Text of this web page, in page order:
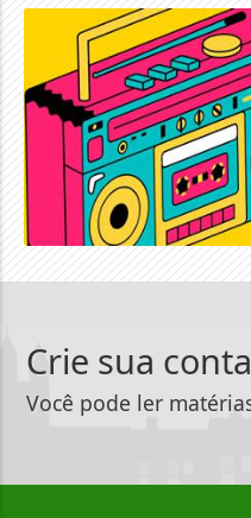
Crie sua
Você pode ler